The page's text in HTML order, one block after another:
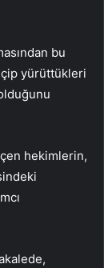
bu
yürüttükleri
hekimlerin,